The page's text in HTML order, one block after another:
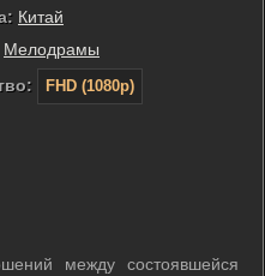
Китай
Мелодрамы
FHD (1080p)
между состоявшейся